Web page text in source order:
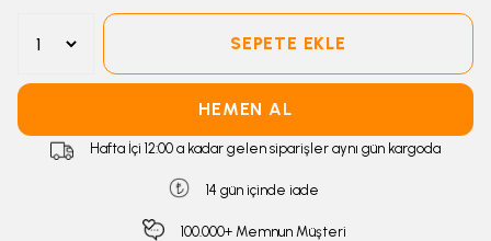
SEPETE EKLE
HEMEN AL
Hafta İçi 12:00 a kadar gelen siparişler aynı gün kargoda
14 gün içinde iade
100.000+ Memnun Müşteri